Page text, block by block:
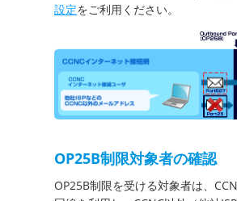
設定をご利用ください。
OP25B制限対象者の確認
OP25B制限を受ける対象者は、